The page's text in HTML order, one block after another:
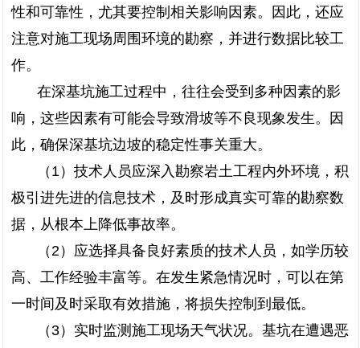
性和可靠性，尤其要控制相关影响因素。因此，还应
注意对施工现场周围环境的勘察，并进行数据比较工
作。
在深基坑施工过程中，往往会受到多种因素的影
响，这些因素有可能会导致滑坡等不良现象发生。因
此，确保深基坑边坡的稳定性事关重大。
（1）技术人员应深入勘察岩土工程内外环境，积
极引进先进的信息技术，及时形成真实可靠的勘察数
据，从根本上降低事故率。
（2）应选择具备良好素质的技术人员，如学历较
高、工作经验丰富等。在发生紧急情况时，可以在第
一时间及时采取有效措施，将损失控制到最低。
（3）实时监测施工现场天气状况。基坑在遭遇恶